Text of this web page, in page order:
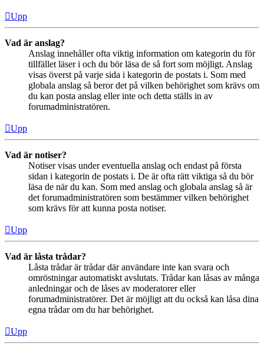
Upp
Vad är anslag?
Anslag innehåller ofta viktig information om kategorin du för
tillfället läser i och du bör läsa de så fort som möjligt. Anslag
visas överst på varje sida i kategorin de postats i. Som med
globala anslag så beror det på vilken behörighet som krävs om
du kan posta anslag eller inte och detta ställs in av
forumadministratören.
Upp
Vad är notiser?
Notiser visas under eventuella anslag och endast på första
sidan i kategorin de postats i. De är ofta rätt viktiga så du bör
läsa de när du kan. Som med anslag och globala anslag så är
det forumadministratören som bestämmer vilken behörighet
som krävs för att kunna posta notiser.
Upp
Vad är låsta trådar?
Låsta trådar är trådar där användare inte kan svara och
omröstningar automatiskt avslutats. Trådar kan låsas av många
anledningar och de låses av moderatorer eller
forumadministratörer. Det är möjligt att du också kan låsa dina
egna trådar om du har behörighet.
Upp